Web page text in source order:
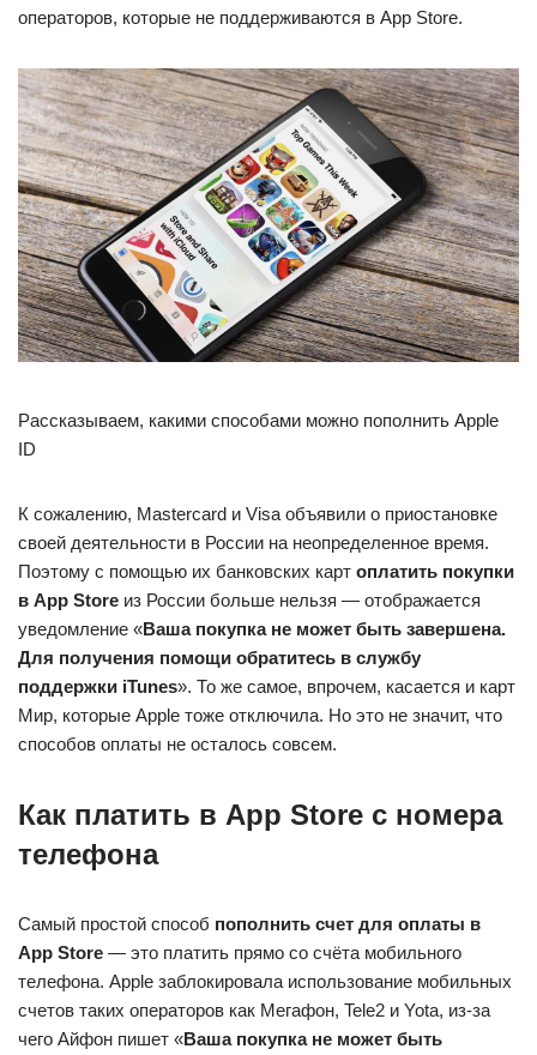
операторов, которые не поддерживаются в App Store.
Рассказываем, какими способами можно пополнить Apple
ID
К сожалению, Mastercard и Visa объявили о приостановке
своей деятельности в России на неопределенное время.
Поэтому с помощью их банковских карт оплатить покупки
в App Store из России больше нельзя — отображается
уведомление «Ваша покупка не может быть завершена.
Для получения помощи обратитесь в службу
поддержки iTunes». То же самое, впрочем, касается и карт
Мир, которые Apple тоже отключила. Но это не значит, что
способов оплаты не осталось совсем.
Как платить в App Store с номера
телефона
Самый простой способ пополнить счет для оплаты в
App Store — это платить прямо со счёта мобильного
телефона. Apple заблокировала использование мобильных
счетов таких операторов как Мегафон, Tele2 и Yota, из-за
чего Айфон пишет «Ваша покупка не может быть